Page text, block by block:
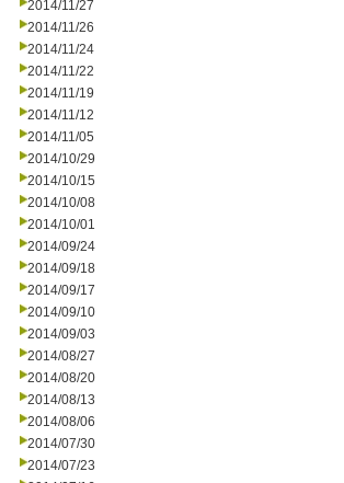
2014/11/27
2014/11/26
2014/11/24
2014/11/22
2014/11/19
2014/11/12
2014/11/05
2014/10/29
2014/10/15
2014/10/08
2014/10/01
2014/09/24
2014/09/18
2014/09/17
2014/09/10
2014/09/03
2014/08/27
2014/08/20
2014/08/13
2014/08/06
2014/07/30
2014/07/23